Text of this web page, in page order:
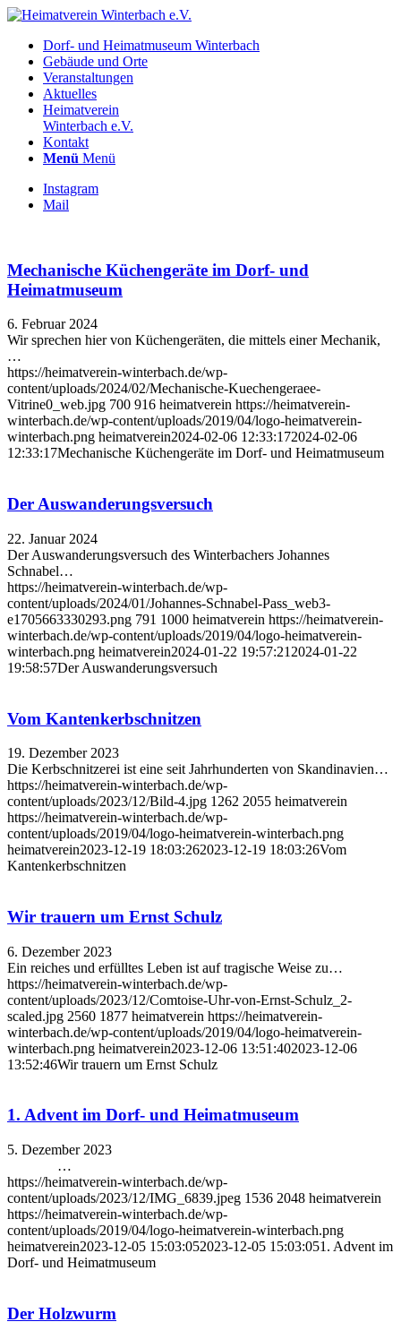
Dorf- und Heimatmuseum Winterbach
Gebäude und Orte
Veranstaltungen
Aktuelles
Heimatverein
Winterbach e.V.
Kontakt
Menü Menü
Instagram
Mail
Mechanische Küchengeräte im Dorf- und
Heimatmuseum
6. Februar 2024
Wir sprechen hier von Küchengeräten, die mittels einer Mechanik,
…
https://heimatverein-winterbach.de/wp-
content/uploads/2024/02/Mechanische-Kuechengeraee-
Vitrine0_web.jpg 700 916 heimatverein https://heimatverein-
winterbach.de/wp-content/uploads/2019/04/logo-heimatverein-
winterbach.png heimatverein2024-02-06 12:33:172024-02-06
12:33:17Mechanische Küchengeräte im Dorf- und Heimatmuseum
Der Auswanderungsversuch
22. Januar 2024
Der Auswanderungsversuch des Winterbachers Johannes
Schnabel…
https://heimatverein-winterbach.de/wp-
content/uploads/2024/01/Johannes-Schnabel-Pass_web3-
e1705663330293.png 791 1000 heimatverein https://heimatverein-
winterbach.de/wp-content/uploads/2019/04/logo-heimatverein-
winterbach.png heimatverein2024-01-22 19:57:21 2024-01-22
19:58:57Der Auswanderungsversuch
Vom Kantenkerbschnitzen
19. Dezember 2023
Die Kerbschnitzerei ist eine seit Jahrhunderten von Skandinavien…
https://heimatverein-winterbach.de/wp-
content/uploads/2023/12/Bild-4.jpg 1262 2055 heimatverein
https://heimatverein-winterbach.de/wp-
content/uploads/2019/04/logo-heimatverein-winterbach.png
heimatverein2023-12-19 18:03:262023-12-19 18:03:26Vom
Kantenkerbschnitzen
Wir trauern um Ernst Schulz
6. Dezember 2023
Ein reiches und erfülltes Leben ist auf tragische Weise zu…
https://heimatverein-winterbach.de/wp-
content/uploads/2023/12/Comtoise-Uhr-von-Ernst-Schulz_2-
scaled.jpg 2560 1877 heimatverein https://heimatverein-
winterbach.de/wp-content/uploads/2019/04/logo-heimatverein-
winterbach.png heimatverein2023-12-06 13:51:402023-12-06
13:52:46Wir trauern um Ernst Schulz
1. Advent im Dorf- und Heimatmuseum
5. Dezember 2023
…
https://heimatverein-winterbach.de/wp-
content/uploads/2023/12/IMG_6839.jpeg 1536 2048 heimatverein
https://heimatverein-winterbach.de/wp-
content/uploads/2019/04/logo-heimatverein-winterbach.png
heimatverein2023-12-05 15:03:052023-12-05 15:03:051. Advent im
Dorf- und Heimatmuseum
Der Holzwurm